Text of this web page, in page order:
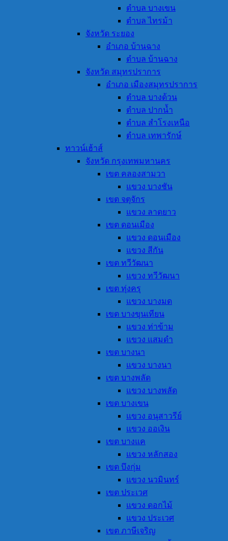
ตำบล บางเขน
ตำบล ไทรม้า
จังหวัด ระยอง
อำเภอ บ้านฉาง
ตำบล บ้านฉาง
จังหวัด สมุทรปราการ
อำเภอ เมืองสมุทรปราการ
ตำบล บางด้วน
ตำบล ปากน้ำ
ตำบล สำโรงเหนือ
ตำบล เทพารักษ์
ทาวน์เฮ้าส์
จังหวัด กรุงเทพมหานคร
เขต คลองสามวา
แขวง บางชัน
เขต จตุจักร
แขวง ลาดยาว
เขต ดอนเมือง
แขวง ดอนเมือง
แขวง สีกัน
เขต ทวีวัฒนา
แขวง ทวีวัฒนา
เขต ทุ่งครุ
แขวง บางมด
เขต บางขุนเทียน
แขวง ท่าข้าม
แขวง แสมดำ
เขต บางนา
แขวง บางนา
เขต บางพลัด
แขวง บางพลัด
เขต บางเขน
แขวง อนุสาวรีย์
แขวง ออเงิน
เขต บางแค
แขวง หลักสอง
เขต บึงกุ่ม
แขวง นวมินทร์
เขต ประเวศ
แขวง ดอกไม้
แขวง ประเวศ
เขต ภาษีเจริญ